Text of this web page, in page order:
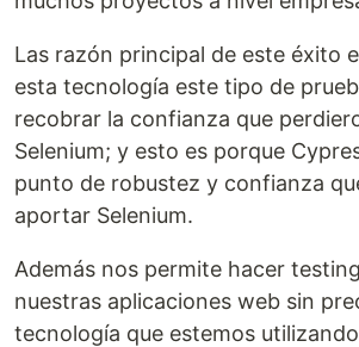
Las razón principal de este éxito
esta tecnología este tipo de
recobrar la confianza que
Selenium; y esto es porque
punto de robustez y confianza
aportar Selenium.
Además nos permite hacer
nuestras aplicaciones web sin
tecnología que estemos